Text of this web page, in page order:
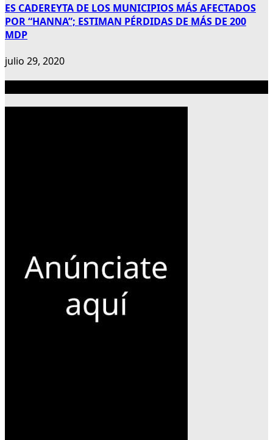
ES CADEREYTA DE LOS MUNICIPIOS MÁS AFECTADOS
POR “HANNA”; ESTIMAN PÉRDIDAS DE MÁS DE 200
MDP
julio 29, 2020